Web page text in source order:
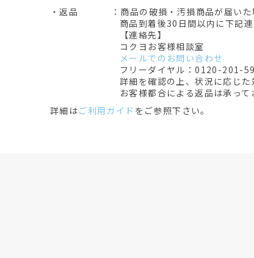
・返品
：商品の破損・汚損商品が届いた
商品到着後30日間以内に下記
【連絡先】
コクヨお客様相談室
メールでのお問い合わせ
フリーダイヤル：0120-201-
詳細を確認の上、状況に応じた
お客様都合による返品は承って
詳細はご利用ガイド をご参照下さい。